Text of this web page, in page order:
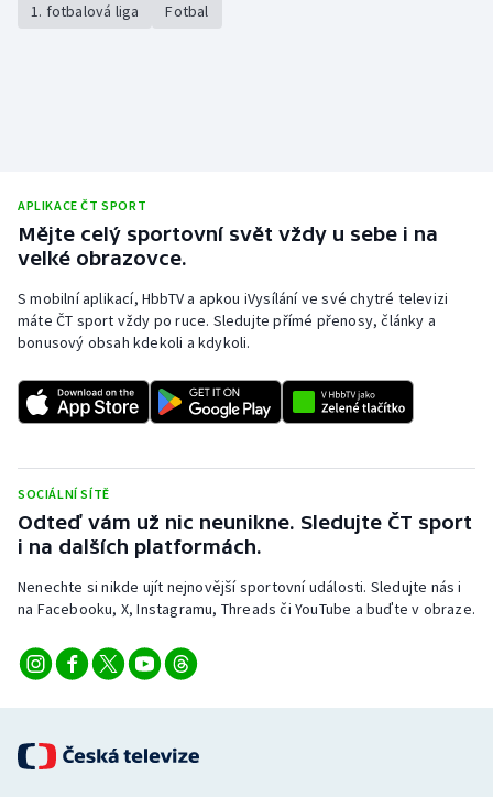
1. fotbalová liga Fotbal
APLIKACE ČT SPORT
Mějte celý sportovní svět vždy u sebe i na
velké obrazovce.
S mobilní aplikací, HbbTV a apkou iVysílání ve své chytré televizi
máte ČT sport vždy po ruce. Sledujte přímé přenosy, články a
bonusový obsah kdekoli a kdykoli.
SOCIÁLNÍ SÍTĚ
Odteď vám už nic neunikne. Sledujte ČT sport
i na dalších platformách.
Nenechte si nikde ujít nejnovější sportovní události. Sledujte nás i
na Facebooku, X, Instagramu, Threads či YouTube a buďte v obraze.